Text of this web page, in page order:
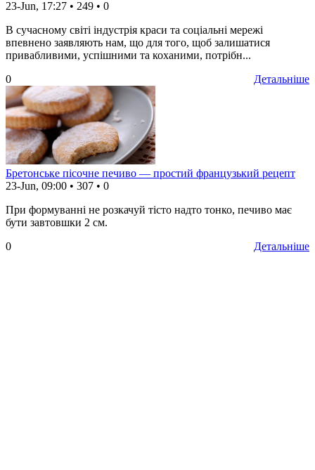
23-Jun, 17:27 • 249 • 0
В сучасному світі індустрія краси та соціальні мережі
впевнено заявляють нам, що для того, щоб залишатися
привабливими, успішними та коханими, потрібн...
Детальніше
0
Бретонське пісочне печиво — простий французький рецепт
23-Jun, 09:00 • 307 • 0
При формуванні не розкачуй тісто надто тонко, печиво має
бути завтовшки 2 см.
Детальніше
0